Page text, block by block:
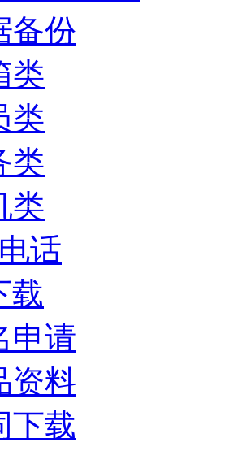
备份
类
类
类
类
话
载
申请
资料
下载